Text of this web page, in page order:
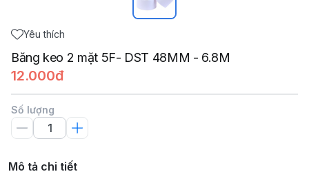
Yêu thích
Băng keo 2 mặt 5F- DST 48MM - 6.8M
12.000đ
Số lượng
Mô tả chi tiết